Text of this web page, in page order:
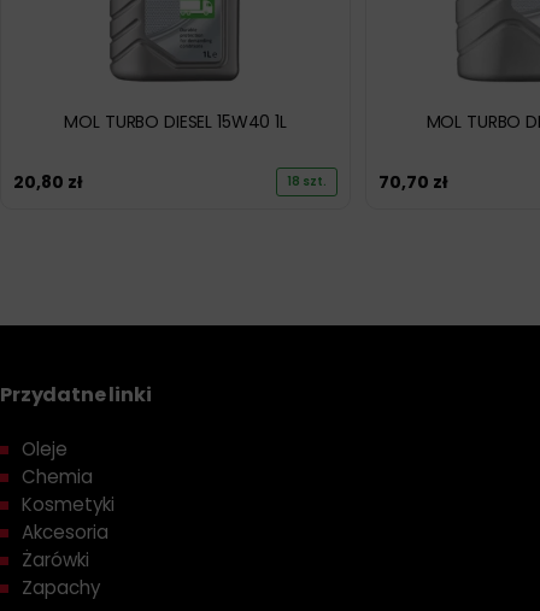
MOL TURBO DIESEL 15W40 1L
20,80 zł 18 szt.
MOL TURBO
70,70 zł
Przydatne linki
Oleje
Chemia
Kosmetyki
Akcesoria
Żarówki
Zapachy